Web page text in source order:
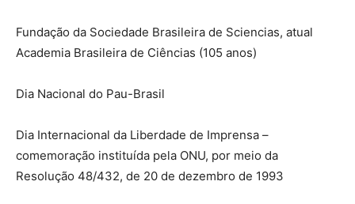
Fundação da Sociedade Brasileira de Sciencias, atual
Academia Brasileira de Ciências (105 anos)
Dia Nacional do Pau-Brasil
Dia Internacional da Liberdade de Imprensa –
comemoração instituída pela ONU, por meio da
Resolução 48/432, de 20 de dezembro de 1993